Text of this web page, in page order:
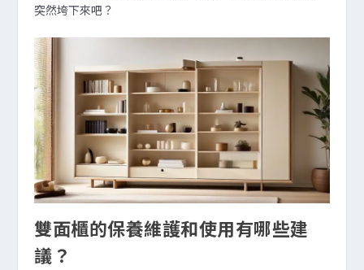
突然垮下來吧？
雙面櫃的保養維護和使用有哪些建
議？